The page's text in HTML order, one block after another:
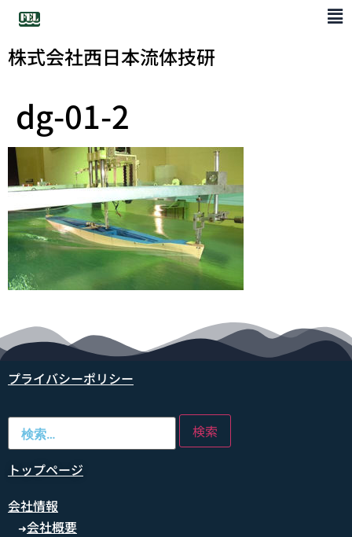
株式会社西日本流体技研
dg-01-2
プライバシーポリシー
トップページ
会社情報
➜会社概要